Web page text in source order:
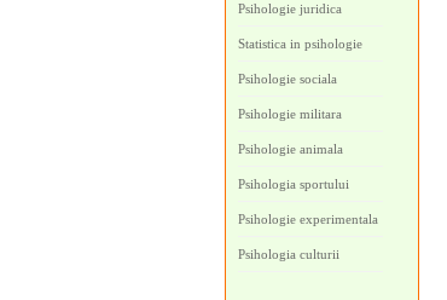
Psihologie juridica
Statistica in psihologie
Psihologie sociala
Psihologie militara
Psihologie animala
Psihologia sportului
Psihologie experimentala
Psihologia culturii